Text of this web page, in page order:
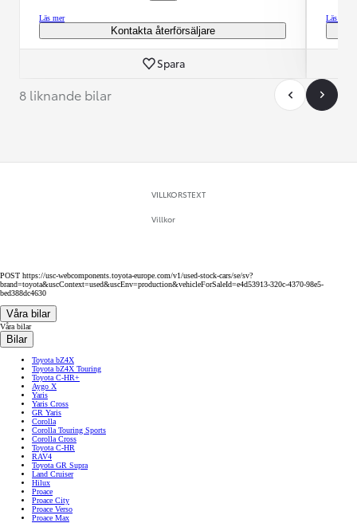
Läs mer
Kontakta återförsäljare
Spara
Läs mer
8 liknande bilar
VILLKORSTEXT
Villkor
POST https://usc-webcomponents.toyota-europe.com/v1/used-stock-cars/se/sv?
brand=toyota&uscContext=used&uscEnv=production&vehicleForSaleId=e4d53913-320c-4370-98e5-
bed388dc4630
Våra bilar
Våra bilar
Bilar
Toyota bZ4X
Toyota bZ4X Touring
Toyota C-HR+
Aygo X
Yaris
Yaris Cross
GR Yaris
Corolla
Corolla Touring Sports
Corolla Cross
Toyota C-HR
RAV4
Toyota GR Supra
Land Cruiser
Hilux
Proace
Proace City
Proace Verso
Proace Max